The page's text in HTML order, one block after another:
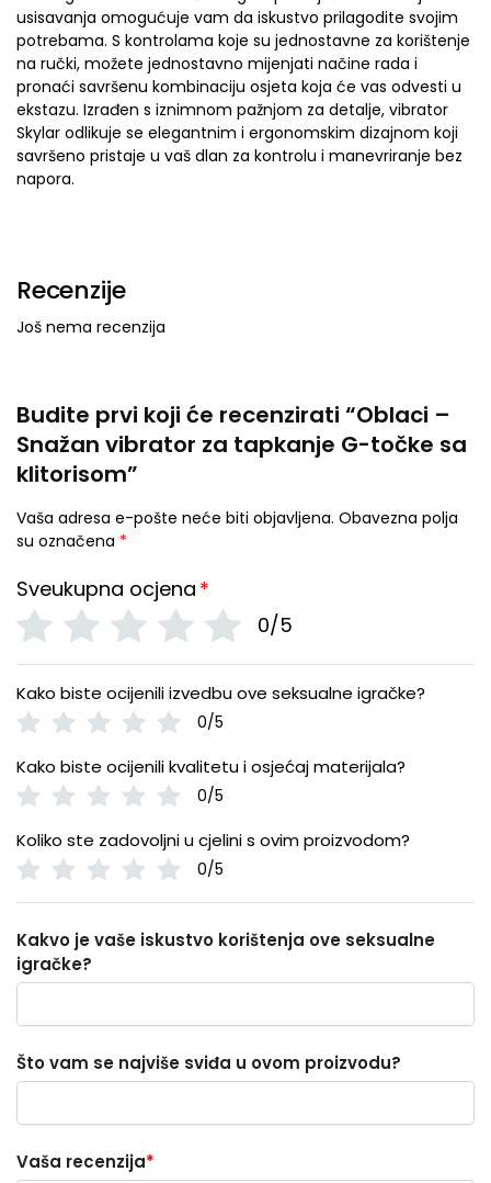
usisavanja omogućuje vam da iskustvo prilagodite svojim
potrebama. S kontrolama koje su jednostavne za korištenje
na ručki, možete jednostavno mijenjati načine rada i
pronaći savršenu kombinaciju osjeta koja će vas odvesti u
ekstazu. Izrađen s iznimnom pažnjom za detalje, vibrator
Skylar odlikuje se elegantnim i ergonomskim dizajnom koji
savršeno pristaje u vaš dlan za kontrolu i manevriranje bez
napora.
Recenzije
Još nema recenzija
Budite prvi koji će recenzirati “Oblaci –
Snažan vibrator za tapkanje G-točke sa
klitorisom”
Vaša adresa e-pošte neće biti objavljena. Obavezna polja
su označena *
Sveukupna ocjena *
0/5
Kako biste ocijenili izvedbu ove seksualne igračke?
0/5
Kako biste ocijenili kvalitetu i osjećaj materijala?
0/5
Koliko ste zadovoljni u cjelini s ovim proizvodom?
0/5
Kakvo je vaše iskustvo korištenja ove seksualne
igračke?
Što vam se najviše sviđa u ovom proizvodu?
Vaša recenzija*